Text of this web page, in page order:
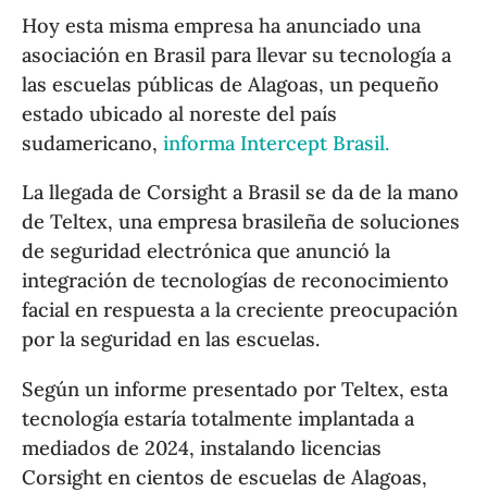
Hoy esta misma empresa ha anunciado una
asociación en Brasil para llevar su tecnología a
las escuelas públicas de Alagoas, un pequeño
estado ubicado al noreste del país
sudamericano,informa Intercept Brasil.
La llegada de Corsight a Brasil se da de la mano
de Teltex, una empresa brasileña de soluciones
de seguridad electrónica que anunció la
integración de tecnologías de reconocimiento
facial en respuesta a la creciente preocupación
por la seguridad en las escuelas.
Según un informe presentado por Teltex, esta
tecnología estaría totalmente implantada a
mediados de 2024, instalando licencias
Corsight en cientos de escuelas de Alagoas,